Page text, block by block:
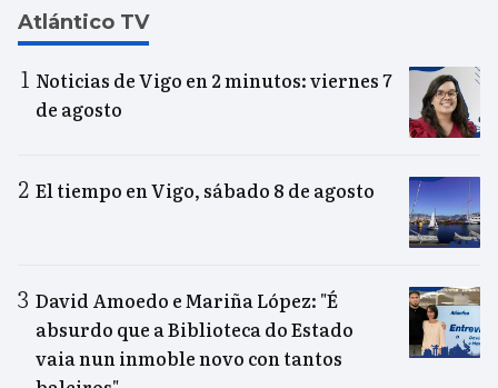
Atlántico TV
Noticias de Vigo en 2 minutos: viernes 7
de agosto
El tiempo en Vigo, sábado 8 de agosto
David Amoedo e Mariña López: "É
absurdo que a Biblioteca do Estado
vaia nun inmoble novo con tantos